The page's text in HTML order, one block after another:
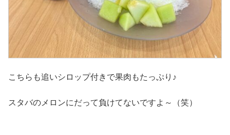
こちらも追いシロップ付きで果肉もたっぷり♪
スタバのメロンにだって負けてないですよ～（笑）